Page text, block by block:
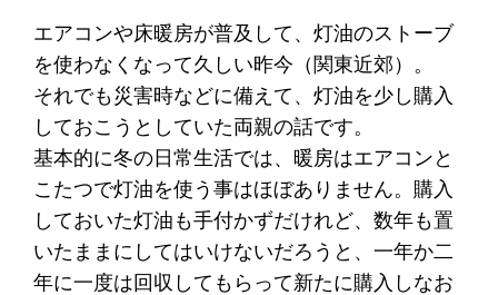
エアコンや床暖房が普及して、灯油のストーブ
を使わなくなって久しい昨今（関東近郊）。
それでも災害時などに備えて、灯油を少し購入
しておこうとしていた両親の話です。
基本的に冬の日常生活では、暖房はエアコンと
こたつで灯油を使う事はほぼありません。購入
しておいた灯油も手付かずだけれど、数年も置
いたままにしてはいけないだろうと、一年か二
年に一度は回収してもらって新たに購入しなお